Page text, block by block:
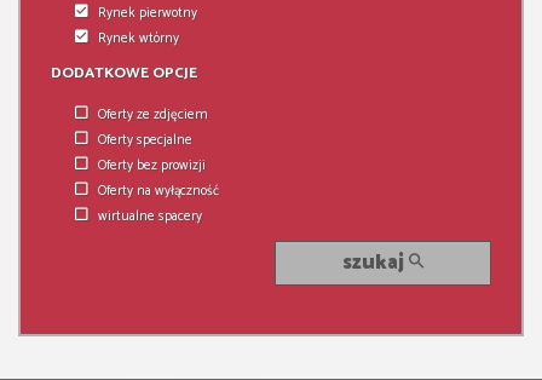
Rynek pierwotny
Rynek wtórny
DODATKOWE OPCJE
Oferty ze zdjęciem
Oferty specjalne
Oferty bez prowizji
Oferty na wyłączność
wirtualne spacery
szukaj